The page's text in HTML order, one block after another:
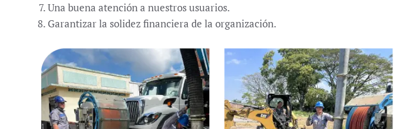
Una buena atención a nuestros usuarios.
Garantizar la solidez financiera de la organización.